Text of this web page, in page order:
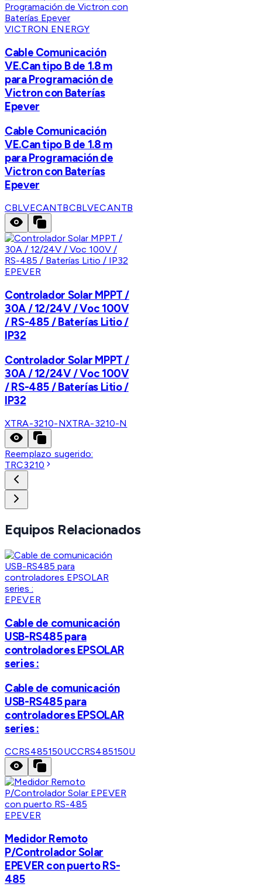
VICTRON ENERGY
Cable Comunicación
VE.Can tipo B de 1.8 m
para Programación de
Victron con Baterías
Epever
Cable Comunicación
VE.Can tipo B de 1.8 m
para Programación de
Victron con Baterías
Epever
CBLVECANTBCBLVECANTB
EPEVER
Controlador Solar MPPT /
30A / 12/24V / Voc 100V
/ RS-485 / Baterías Litio /
IP32
Controlador Solar MPPT /
30A / 12/24V / Voc 100V
/ RS-485 / Baterías Litio /
IP32
XTRA-3210-NXTRA-3210-N
Reemplazo sugerido:
TRC3210
Equipos Relacionados
EPEVER
Cable de comunicación
USB-RS485 para
controladores EPSOLAR
series :
Cable de comunicación
USB-RS485 para
controladores EPSOLAR
series :
CCRS485150UCCRS485150U
EPEVER
Medidor Remoto
P/Controlador Solar
EPEVER con puerto RS-
485